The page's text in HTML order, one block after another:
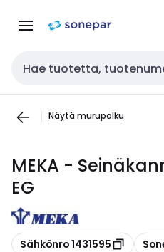
navigointiinsisältöön
Haku
Näytä murupolku
MEKA -
EG
Kopioi
Sähkönro 1431595 Kopioi